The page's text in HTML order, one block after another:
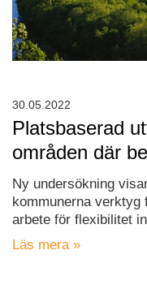
Platsbaserad
områden där
Ny undersökning
kommunerna
arbete för flexibilitet
Läs mera »
30.05.2022